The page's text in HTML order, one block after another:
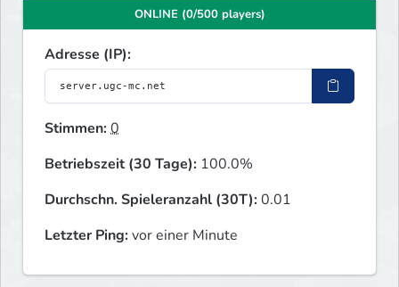
ONLINE (0/500 players)
Adresse (IP):
Stimmen:0
Betriebszeit (30 Tage): 100.0%
Durchschn. Spieleranzahl (30T):0.01
Letzter Ping:vor einer Minute